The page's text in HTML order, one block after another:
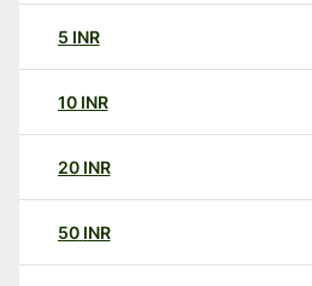
5 INR
10 INR
20 INR
50 INR